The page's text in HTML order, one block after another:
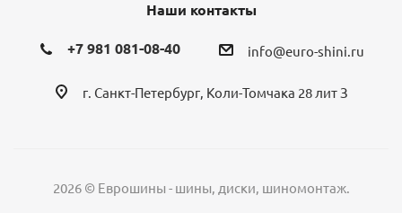
Наши контакты
+7 981 081-08-40 info@euro-shini.ru
г. Санкт-Петербург, Коли-Томчака 28 лит З
2026 © Еврошины - шины, диски, шиномонтаж.